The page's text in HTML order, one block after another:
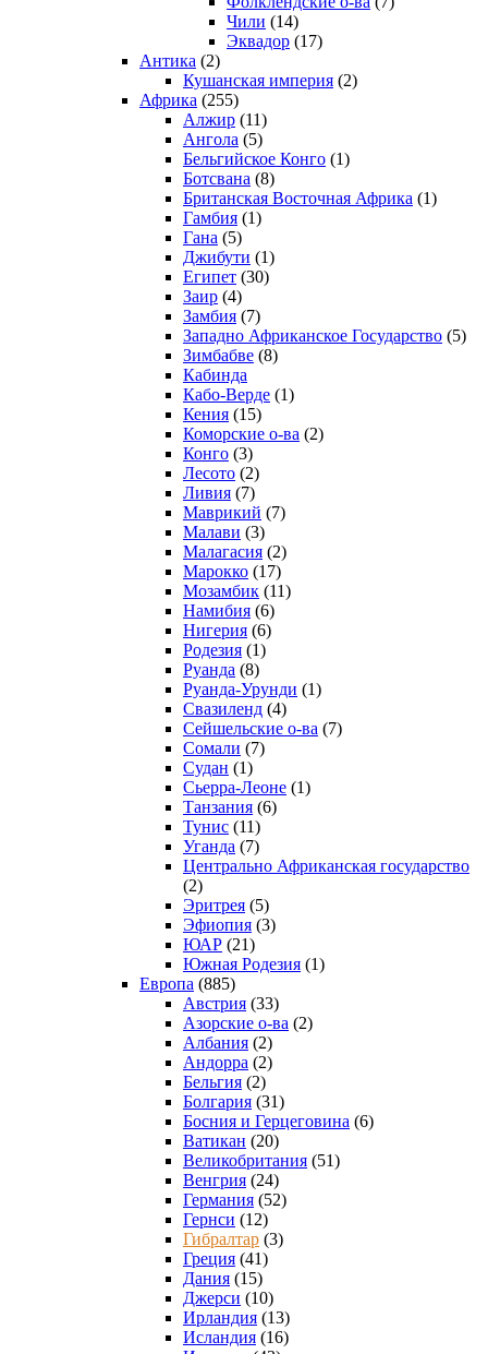
Чили (14)
Эквадор (17)
Антика (2)
Кушанская империя (2)
Африка (255)
Алжир (11)
Ангола (5)
Бельгийское Конго (1)
Ботсвана (8)
Британская Восточная Африка (1)
Гамбия (1)
Гана (5)
Джибути (1)
Египет (30)
Заир (4)
Замбия (7)
Западно Африканское Государство (5)
Зимбабве (8)
Кабинда
Кабо-Верде (1)
Кения (15)
Коморские о-ва (2)
Конго (3)
Лесото (2)
Ливия (7)
Маврикий (7)
Малави (3)
Малагасия (2)
Марокко (17)
Мозамбик (11)
Намибия (6)
Нигерия (6)
Родезия (1)
Руанда (8)
Руанда-Урунди (1)
Свазиленд (4)
Сейшельские о-ва (7)
Сомали (7)
Судан (1)
Сьерра-Леоне (1)
Танзания (6)
Тунис (11)
Уганда (7)
Центрально Африканская государство
(2)
Эритрея (5)
Эфиопия (3)
ЮАР (21)
Южная Родезия (1)
Европа (885)
Австрия (33)
Азорские о-ва (2)
Албания (2)
Андорра (2)
Бельгия (2)
Болгария (31)
Босния и Герцеговина (6)
Ватикан (20)
Великобритания (51)
Венгрия (24)
Германия (52)
Гернси (12)
Гибралтар (3)
Греция (41)
Дания (15)
Джерси (10)
Ирландия (13)
Исландия (16)